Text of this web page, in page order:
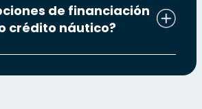
de financiación
crédito náutico?